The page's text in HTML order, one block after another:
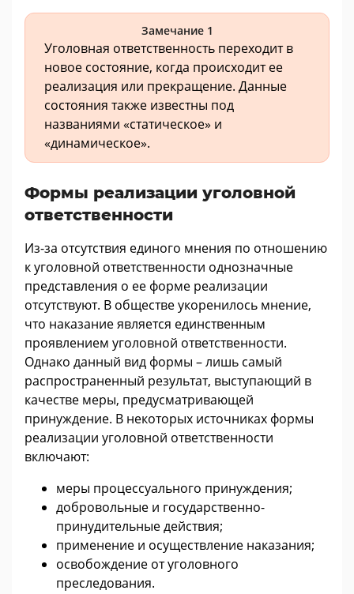
Замечание 1
Уголовная ответственность переходит в
новое состояние, когда происходит ее
реализация или прекращение. Данные
состояния также известны под
названиями «статическое» и
«динамическое».
Формы реализации уголовной
ответственности
Из-за отсутствия единого мнения по отношению
к уголовной ответственности однозначные
представления о ее форме реализации
отсутствуют. В обществе укоренилось мнение,
что наказание является единственным
проявлением уголовной ответственности.
Однако данный вид формы – лишь самый
распространенный результат, выступающий в
качестве меры, предусматривающей
принуждение. В некоторых источниках формы
реализации уголовной ответственности
включают:
меры процессуального принуждения;
добровольные и государственно-
принудительные действия;
применение и осуществление наказания;
освобождение от уголовного
преследования.